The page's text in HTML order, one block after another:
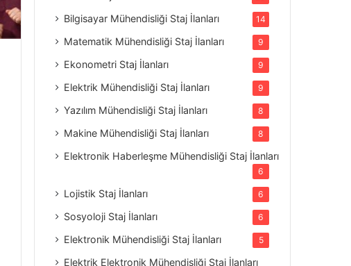
Bilgisayar Mühendisliği Staj İlanları 14
Matematik Mühendisliği Staj İlanları 9
Ekonometri Staj İlanları 9
Elektrik Mühendisliği Staj İlanları 9
Yazılım Mühendisliği Staj İlanları 8
Makine Mühendisliği Staj İlanları 8
Elektronik Haberleşme Mühendisliği Staj İlanları
6
Lojistik Staj İlanları 6
Sosyoloji Staj İlanları 6
Elektronik Mühendisliği Staj İlanları 5
Elektrik Elektronik Mühendisliği Staj İlanları